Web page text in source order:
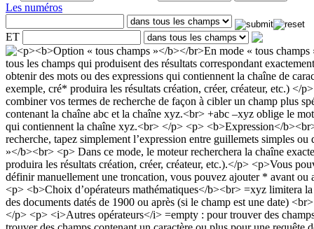
Les numéros
ET